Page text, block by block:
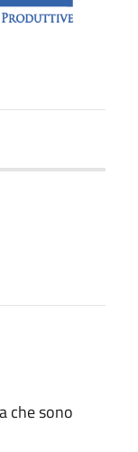
che sono